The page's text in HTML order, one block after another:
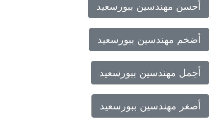
أحسن مهندسين ببورسعيد
أضخم مهندسين ببورسعيد
أجمل مهندسين ببورسعيد
أصغر مهندسين ببورسعيد